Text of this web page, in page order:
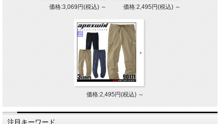
価格:3,069円(税込)～ 価格:2,495円(税込)～
価格:2,495円(税込)～
注目キーワード